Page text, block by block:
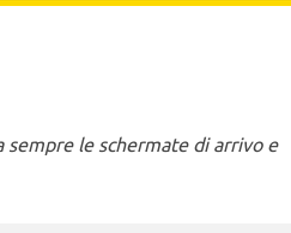
le schermate di arrivo e